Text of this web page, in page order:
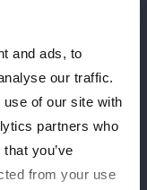
and ads, to
our traffic.
of our site with
partners who
you’ve
from your use
楽園ホール（vsＡ